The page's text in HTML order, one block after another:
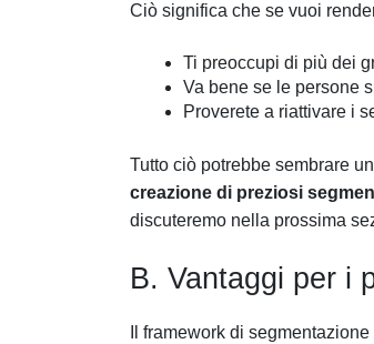
Ciò significa che se vuoi
Ti preoccupi di più dei
Va bene se le persone
Proverete a riattivare i
Tutto ciò potrebbe sembrare
creazione di preziosi
discuteremo nella prossima
B. Vantaggi per i
Il framework di